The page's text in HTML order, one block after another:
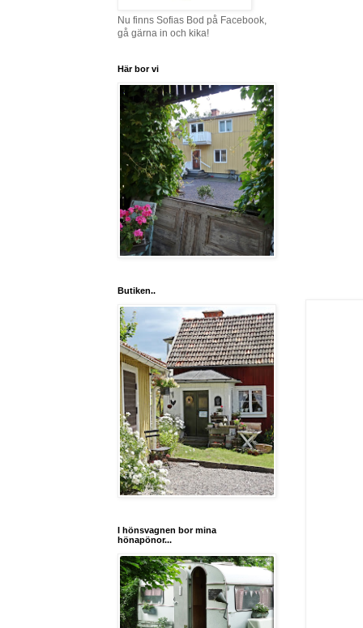
Nu finns Sofias Bod på Facebook,
gå gärna in och kika!
Här bor vi
Butiken..
I hönsvagnen bor mina
hönapönor...